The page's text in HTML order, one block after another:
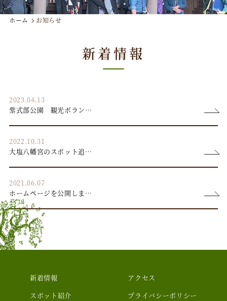
ホーム お知らせ
新着情報
2023.04.13
紫式部公園 観光ボラン…
2022.10.31
大塩八幡宮のスポット追…
2021.06.07
ホームページを公開しま…
新着情報
スポット紹介
アクセス
プライバシーポリシー